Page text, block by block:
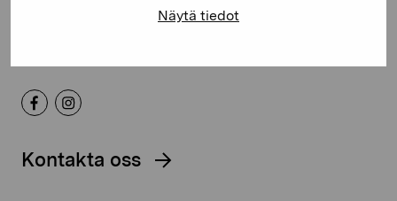
Näytä tiedot
proartibus@proartibus.fi
Kontakta oss